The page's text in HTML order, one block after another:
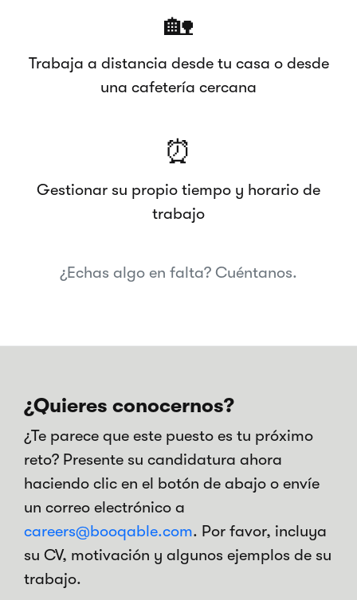
🏡
Trabaja a distancia desde tu casa o desde
una cafetería cercana
⏰
Gestionar su propio tiempo y horario de
trabajo
¿Echas algo en falta? Cuéntanos.
¿Quieres conocernos?
¿Te parece que este puesto es tu próximo
reto? Presente su candidatura ahora
haciendo clic en el botón de abajo o envíe
un correo electrónico a
careers@booqable.com. Por favor, incluya
su CV, motivación y algunos ejemplos de su
trabajo.